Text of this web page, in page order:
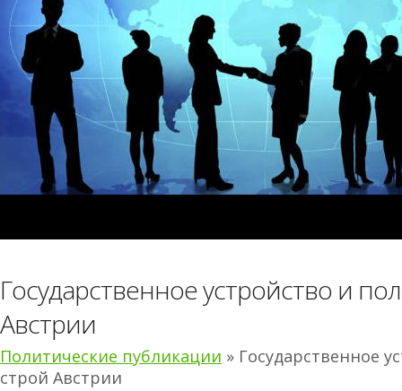
Государственное устройство и
Австрии
Политические публикации » Государственное
строй Австрии